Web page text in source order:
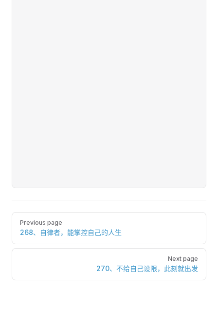
Pager
Previous page
268、自律者，能掌控自己的人生
Next page
270、不给自己设限，此刻就出发